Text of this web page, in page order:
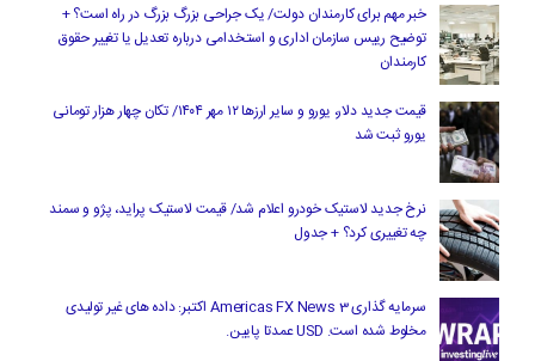
خبر مهم برای کارمندان دولت/ یک جراحی بزرگ بزرگ در راه است؟ +
توضیح رییس سازمان اداری و استخدامی درباره تعدیل یا تغییر حقوق
کارمندان
قیمت جدید دلار، یورو و سایر ارزها ۱۲ مهر ۱۴۰۴/ تکان چهار هزار تومانی
یورو ثبت شد
نرخ جدید لاستیک خودرو اعلام شد/ قیمت لاستیک پراید، پژو و سمند
چه تغییری کرد؟ + جدول
سرمایه گذاری Americas FX News 3 اکتبر: داده های غیر تولیدی
مخلوط شده است. USD عمدتا پایین.